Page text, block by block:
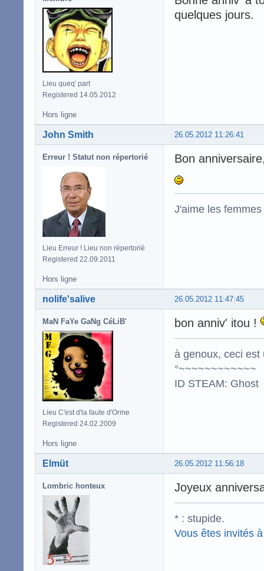
Lieu queq' part
Registered 14.05.2012
quelques jours.
Hors ligne
26.05.2012 11:26:41
John Smith
Erreur ! Statut non répertorié
Lieu Erreur ! Lieu non répertorié
Registered 22.09.2011
Bon
J'aime les
Hors ligne
26.05.2012 11:47:45
nolife'salive
MaN FaYe GaNg CéLiB'
Lieu C'est d'la faute d'Orme
Registered 24.02.2009
bon anniv' itou !
à genoux, ceci est
°~~~~~~~~~~~~
ID STEAM: Ghost
Hors ligne
26.05.2012 11:56:18
Elmüt
Lombric honteux Joyeux
* : stupide.
Vous êtes invités